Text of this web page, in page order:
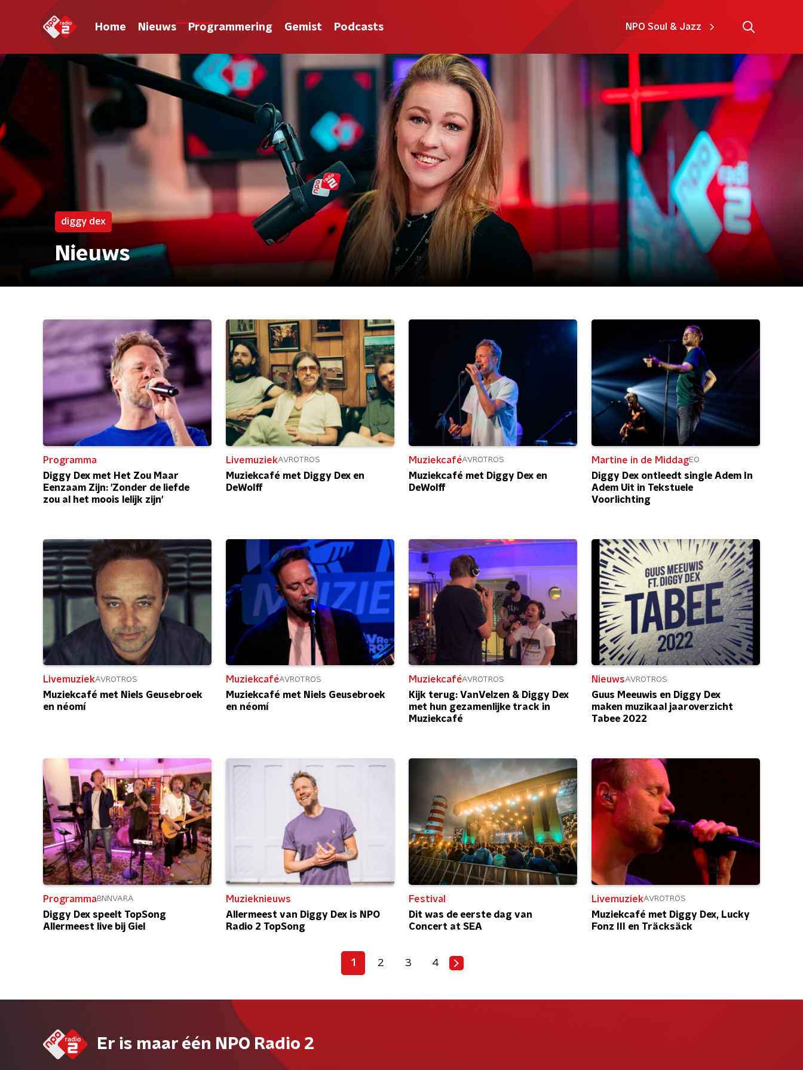
Home Nieuws Programmering Gemist Podcasts NPO Soul & Jazz
diggy dex
Nieuws
Programma
Diggy Dex met Het Zou Maar
Eenzaam Zijn: 'Zonder de liefde
zou al het moois lelijk zijn'
LivemuziekAVROTROS
Muziekcafé met Diggy Dex en
DeWolff
MuziekcaféAVROTROS
Muziekcafé met Diggy Dex en
DeWolff
Martine in de MiddagEO
Diggy Dex ontleedt single Adem In
Adem Uit in Tekstuele
Voorlichting
LivemuziekAVROTROS
Muziekcafé met Niels Geusebroek
en néomí
MuziekcaféAVROTROS
Muziekcafé met Niels Geusebroek
en néomí
MuziekcaféAVROTROS
Kijk terug: VanVelzen & Diggy Dex
met hun gezamenlijke track in
Muziekcafé
NieuwsAVROTROS
Guus Meeuwis en Diggy Dex
maken muzikaal jaaroverzicht
Tabee 2022
ProgrammaBNNVARA
Diggy Dex speelt TopSong
Allermeest live bij Giel
Muzieknieuws
Allermeest van Diggy Dex is NPO
Radio 2 TopSong
Festival
Dit was de eerste dag van
Concert at SEA
LivemuziekAVROTROS
Muziekcafé met Diggy Dex, Lucky
Fonz III en Träcksäck
1 2 3 4
Er is maar één NPO Radio 2